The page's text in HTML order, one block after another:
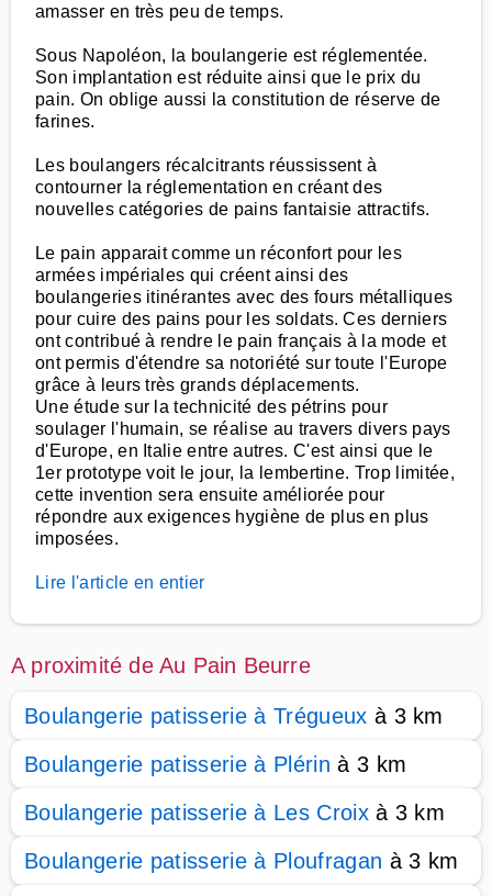
amasser en très peu de temps.
Sous Napoléon, la boulangerie est réglementée.
Son implantation est réduite ainsi que le prix du
pain. On oblige aussi la constitution de réserve de
farines.
Les boulangers récalcitrants réussissent à
contourner la réglementation en créant des
nouvelles catégories de pains fantaisie attractifs.
Le pain apparait comme un réconfort pour les
armées impériales qui créent ainsi des
boulangeries itinérantes avec des fours métalliques
pour cuire des pains pour les soldats. Ces derniers
ont contribué à rendre le pain français à la mode et
ont permis d'étendre sa notoriété sur toute l'Europe
grâce à leurs très grands déplacements.
Une étude sur la technicité des pétrins pour
soulager l'humain, se réalise au travers divers pays
d'Europe, en Italie entre autres. C'est ainsi que le
1er prototype voit le jour, la lembertine. Trop limitée,
cette invention sera ensuite améliorée pour
répondre aux exigences hygiène de plus en plus
imposées.
Lire l'article en entier
A proximité de Au Pain Beurre
Boulangerie patisserie à Trégueux à 3 km
Boulangerie patisserie à Plérin à 3 km
Boulangerie patisserie à Les Croixà 3 km
Boulangerie patisserie à Ploufragan à 3 km